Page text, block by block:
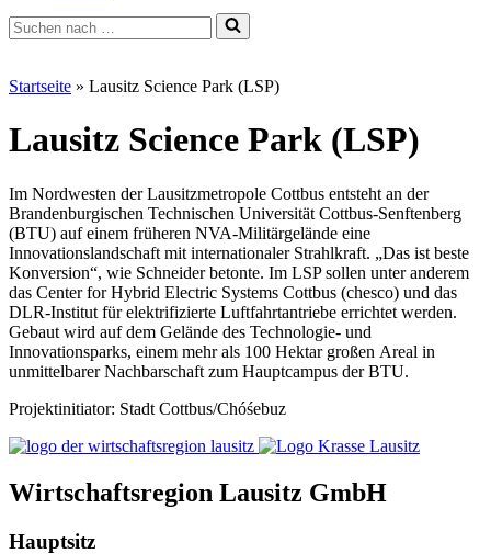
Suchen
nach …
Startseite » Lausitz Science Park (LSP)
Lausitz Science Park (LSP)
Im Nordwesten der Lausitzmetropole Cottbus entsteht an der
Brandenburgischen Technischen Universität Cottbus-Senftenberg
(BTU) auf einem früheren NVA-Militärgelände eine
Innovationslandschaft mit internationaler Strahlkraft. „Das ist beste
Konversion“, wie Schneider betonte. Im LSP sollen unter anderem
das Center for Hybrid Electric Systems Cottbus (chesco) und das
DLR-Institut für elektrifizierte Luftfahrtantriebe errichtet werden.
Gebaut wird auf dem Gelände des Technologie- und
Innovationsparks, einem mehr als 100 Hektar großen Areal in
unmittelbarer Nachbarschaft zum Hauptcampus der BTU.
Projektinitiator: Stadt Cottbus/Chóśebuz
Wirtschaftsregion Lausitz GmbH
Hauptsitz